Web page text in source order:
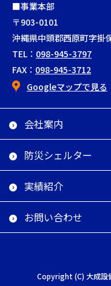
■事業本部
〒903-0101
沖縄県中頭郡西原町字掛
TEL： 098-945-3797
FAX： 098-945-3712
Googleマップで見る
会社案内
防災シェルター
実績紹介
お問い合わせ
Copyright (C) 大成設